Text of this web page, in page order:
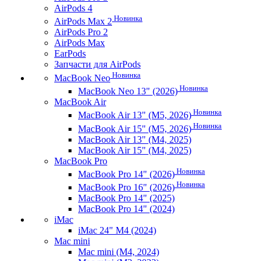
AirPods 4
AirPods Max 2 Новинка
AirPods Pro 2
AirPods Max
EarPods
Запчасти для AirPods
MacBook Neo Новинка
MacBook Neo 13" (2026) Новинка
MacBook Air
MacBook Air 13" (M5, 2026) Новинка
MacBook Air 15" (M5, 2026) Новинка
MacBook Air 13" (M4, 2025)
MacBook Air 15" (M4, 2025)
MacBook Pro
MacBook Pro 14" (2026) Новинка
MacBook Pro 16" (2026) Новинка
MacBook Pro 14" (2025)
MacBook Pro 14" (2024)
iMac
iMac 24" M4 (2024)
Mac mini
Mac mini (M4, 2024)